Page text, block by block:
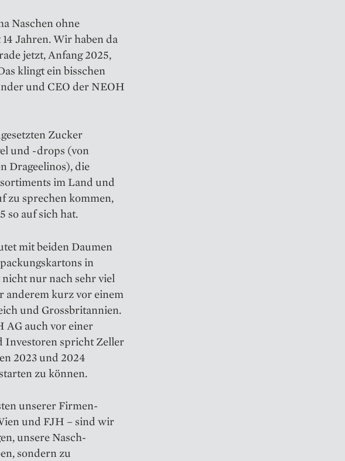
Naschen ohne
Jahren. Wir haben da
jetzt, Anfang 2025,
klingt ein bisschen
und CEO der NEOH
Zucker
und -drops (von
Drageelinos), die
im Land und
zu sprechen kommen,
so auf sich hat.
mit beiden Daumen
in
nur nach sehr viel
anderem kurz vor einem
und Grossbritannien.
AG auch vor einer
Investoren spricht Zeller
2023 und 2024
zu können.
unserer Firmen­
und FJH – sind wir
unsere Nasch­
sondern zu